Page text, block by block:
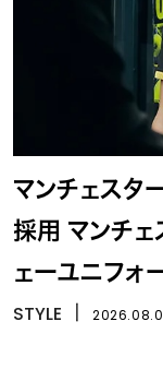
マンチェスタ
採用 マンチェ
ェーユニフォ
STYLE